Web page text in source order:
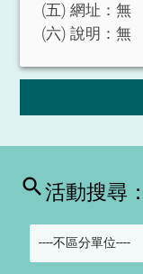
(五) 網址：無
(六) 說明：無
search活動搜尋：